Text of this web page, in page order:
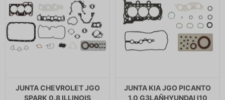
JUNTA CHEVROLET JGO
SPARK 0.8 ILLINOIS
JUNTA KIA JGO PICANTO
1.0 G3LAÑHYUNDAI I10